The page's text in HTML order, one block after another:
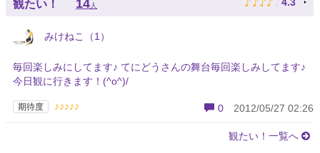
観たい！ 14人 ♪ ♪ ♪ ♪ ♪ 4.3
みけねこ（1）
毎回楽しみにしてます♪ てにどうさんの舞台毎回楽しみしてます♪
今日観に行きます！(^o^)/
期待度 ♪♪♪♪♪ 0 2012/05/27 02:26
観たい！一覧へ